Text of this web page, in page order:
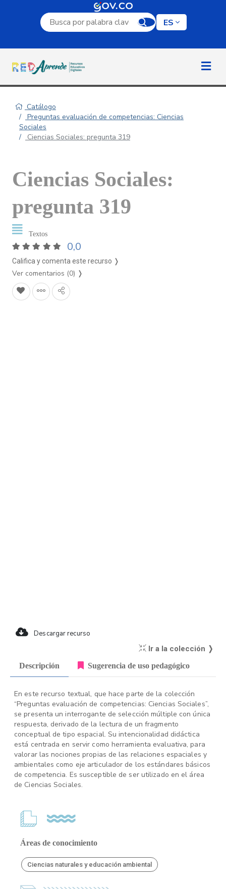
Campo de búsqueda por palabra clave
ES
Catálogo
Preguntas evaluación de competencias: Ciencias
Sociales
Ciencias Sociales: pregunta 319
Ciencias Sociales:
pregunta 319
Textos
0,0
Califica y comenta este recurso ❭
Ver comentarios (0) ❭
Descargar recurso
Ir a la colección ❭
Descripción Sugerencia de uso pedagógico
En este recurso textual, que hace parte de la colección
“Preguntas evaluación de competencias: Ciencias Sociales”,
se presenta un interrogante de selección múltiple con única
respuesta, derivado de la lectura de un fragmento
conceptual de tipo espacial. Su intencionalidad didáctica
está centrada en servir como herramienta evaluativa, para
valorar las nociones propias de las relaciones espaciales y
ambientales como eje articulador de los estándares básicos
de competencia. Es susceptible de ser utilizado en el área
de Ciencias Sociales.
Áreas de conocimiento
Ciencias naturales y educación ambiental